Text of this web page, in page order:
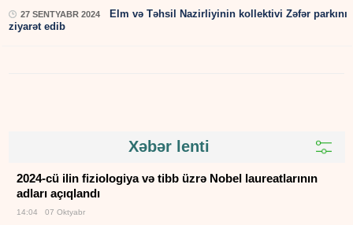
27 SENTYABR 2024
Elm və Təhsil Nazirliyinin kollektivi Zəfər parkını
ziyarət edib
Xəbər lenti
2024-cü ilin fiziologiya və tibb üzrə Nobel laureatlarının
adları açıqlandı
14:04 07 Oktyabr